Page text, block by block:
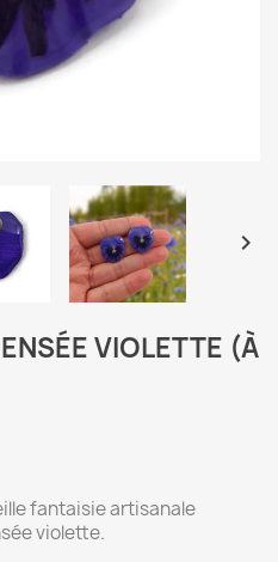

VIOLETTE (À
fantaisie artisanale
violette.